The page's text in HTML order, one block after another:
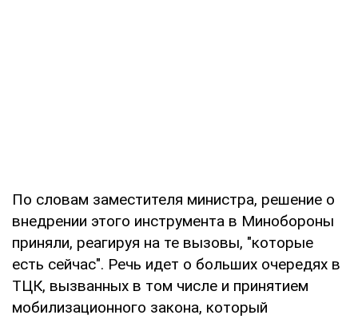
По словам заместителя министра, решение о
внедрении этого инструмента в Минобороны
приняли, реагируя на те вызовы, "которые
есть сейчас". Речь идет о больших очередях в
ТЦК, вызванных в том числе и принятием
мобилизационного закона, который